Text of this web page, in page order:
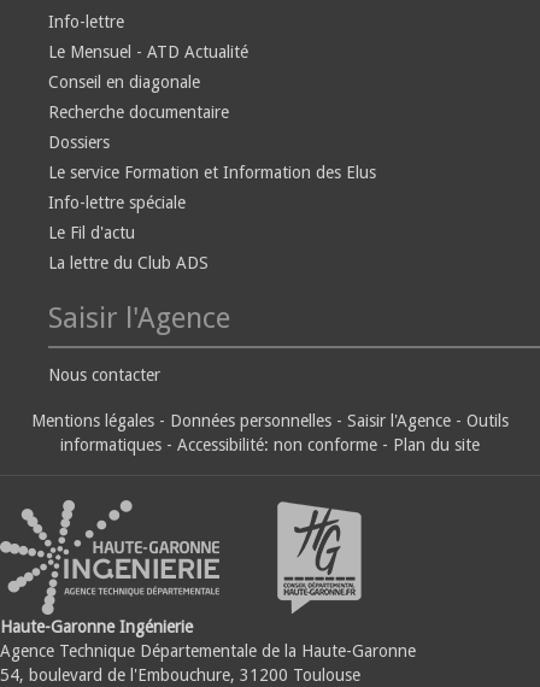
Info-lettre
Le Mensuel - ATD Actualité
Conseil en diagonale
Recherche documentaire
Dossiers
Le service Formation et Information des Elus
Info-lettre spéciale
Le Fil d'actu
La lettre du Club ADS
Saisir l'Agence
Nous contacter
Mentions légales - Données personnelles - Saisir l'Agence - Outils
informatiques - Accessibilité: non conforme - Plan du site
Haute-Garonne Ingénierie
Agence Technique Départementale de la Haute-Garonne
54, boulevard de l'Embouchure, 31200 Toulouse